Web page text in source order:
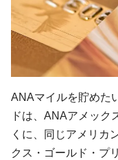
ANAマイルを貯めた
ドは、ANAアメック
くに、同じアメリカ
クス・ゴールド・プ